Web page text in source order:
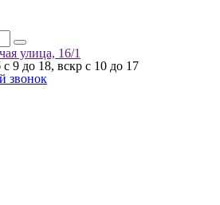
улица, 16/1
с 9 до 18, вскр с 10 до 17
звонок